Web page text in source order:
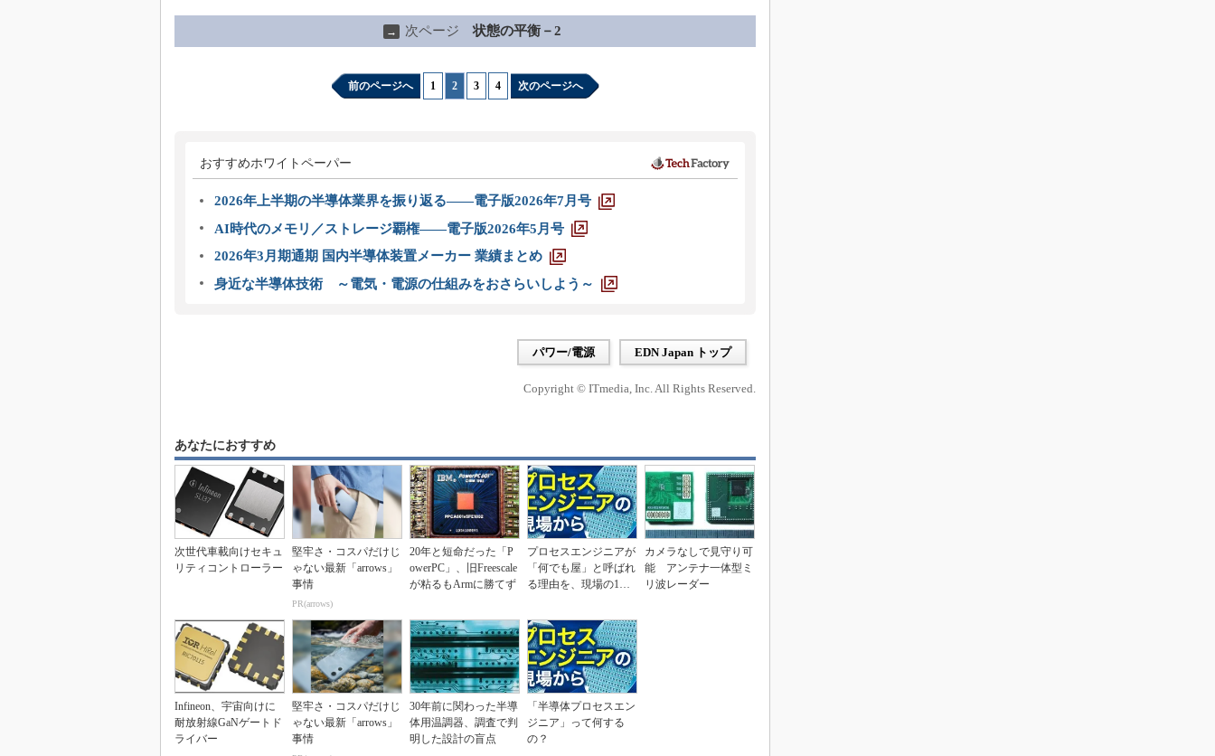
→ 次ページ 状態の平衡－2
前のページへ 1 2 3 4 次のページへ
おすすめホワイトペーパー
2026年上半期の半導体業界を振り返る――電子版2026年7月号
AI時代のメモリ／ストレージ覇権――電子版2026年5月号
2026年3月期通期 国内半導体装置メーカー 業績まとめ
身近な半導体技術 ～電気・電源の仕組みをおさらいしよう～
パワー/電源 EDN Japan トップ
Copyright © ITmedia, Inc. All Rights Reserved.
あなたにおすすめ
次世代車載向けセキュ
リティコントローラー
堅牢さ・コスパだけじ
ゃない最新「arrows」
事情
PR(arrows)
20年と短命だった「P
owerPC」、旧Freescale
が粘るもArmに勝てず
プロセスエンジニアが
「何でも屋」と呼ばれ
る理由を、現場の1日
カメラなしで見守り可
能 アンテナ一体型ミ
リ波レーダー
Infineon、宇宙向けに
耐放射線GaNゲートド
ライバー
堅牢さ・コスパだけじ
ゃない最新「arrows」
事情
30年前に関わった半導
体用温調器、調査で判
明した設計の盲点
「半導体プロセスエン
ジニア」って何する
の？